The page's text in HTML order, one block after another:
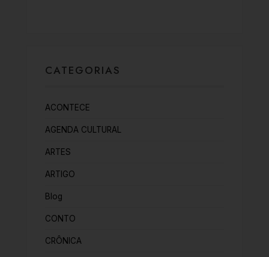
CATEGORIAS
ACONTECE
AGENDA CULTURAL
ARTES
ARTIGO
Blog
CONTO
CRÔNICA